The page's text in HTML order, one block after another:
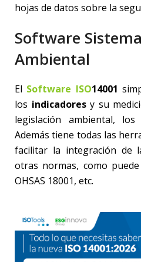
hojas de datos sobre la
Software
Ambiental
El Software ISO14001
los indicadoresy su
legislación ambiental,
Además tiene todas las
facilitar la integración de
otras normas, como
OHSAS 18001, etc.